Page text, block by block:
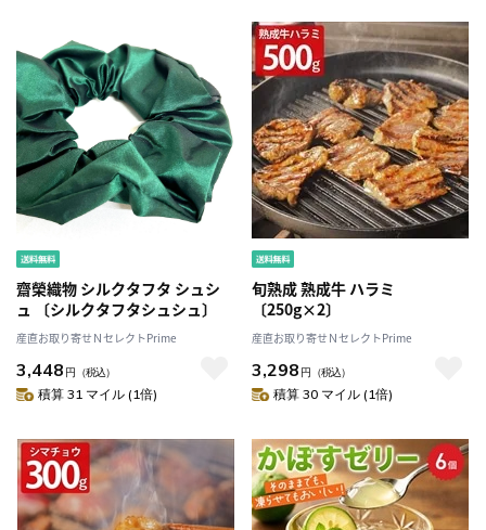
齋榮織物 シルクタフタ シュシ
ュ 〔シルクタフタシュシュ〕
産直お取り寄せＮセレクトPrime
3,448 円 （税込）
積算 31 マイル (1倍)
旬熟成 熟成牛 ハラミ
〔250g×2〕
産直お取り寄せＮセレクトPrime
3,298 円 （税込）
積算 30 マイル (1倍)